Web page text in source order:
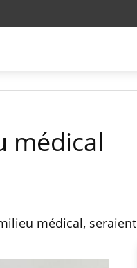
médical
médical, seraient